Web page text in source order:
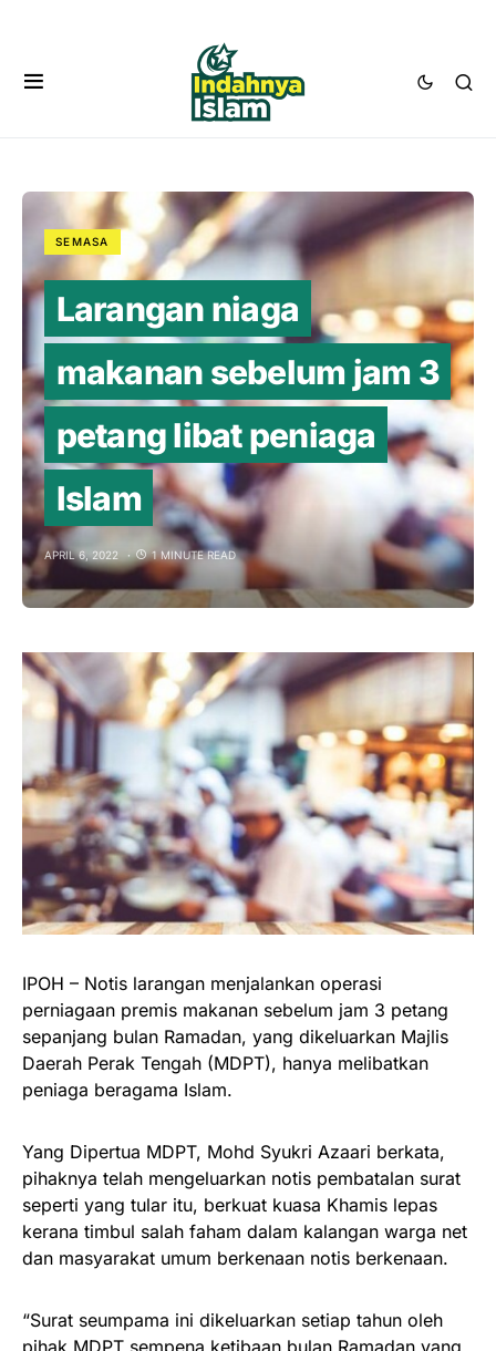
SEMASA
Larangan niaga
makanan sebelum jam 3
petang libat peniaga
Islam
APRIL 6, 2022 1 MINUTE READ
IPOH – Notis larangan menjalankan operasi
perniagaan premis makanan sebelum jam 3 petang
sepanjang bulan Ramadan, yang dikeluarkan Majlis
Daerah Perak Tengah (MDPT), hanya melibatkan
peniaga beragama Islam.
Yang Dipertua MDPT, Mohd Syukri Azaari berkata,
pihaknya telah mengeluarkan notis pembatalan surat
seperti yang tular itu, berkuat kuasa Khamis lepas
kerana timbul salah faham dalam kalangan warga net
dan masyarakat umum berkenaan notis berkenaan.
“Surat seumpama ini dikeluarkan setiap tahun oleh